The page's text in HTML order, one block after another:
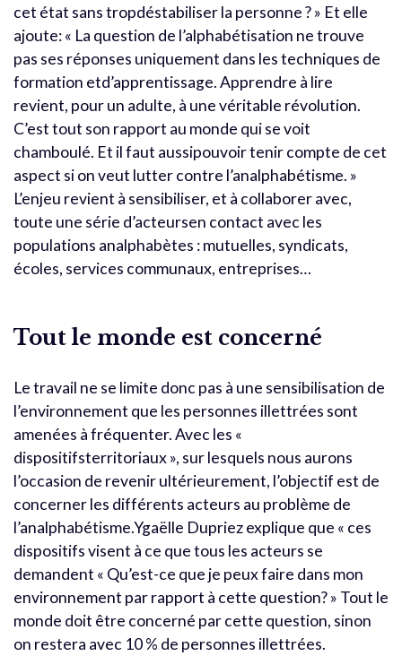
cet état sans tropdéstabiliser la personne ? » Et elle
ajoute: « La question de l’alphabétisation ne trouve
pas ses réponses uniquement dans les techniques de
formation etd’apprentissage. Apprendre à lire
revient, pour un adulte, à une véritable révolution.
C’est tout son rapport au monde qui se voit
chamboulé. Et il faut aussipouvoir tenir compte de cet
aspect si on veut lutter contre l’analphabétisme. »
L’enjeu revient à sensibiliser, et à collaborer avec,
toute une série d’acteursen contact avec les
populations analphabètes : mutuelles, syndicats,
écoles, services communaux, entreprises…
Tout le monde est concerné
Le travail ne se limite donc pas à une sensibilisation de
l’environnement que les personnes illettrées sont
amenées à fréquenter. Avec les «
dispositifsterritoriaux », sur lesquels nous aurons
l’occasion de revenir ultérieurement, l’objectif est de
concerner les différents acteurs au problème de
l’analphabétisme.Ygaëlle Dupriez explique que « ces
dispositifs visent à ce que tous les acteurs se
demandent « Qu’est-ce que je peux faire dans mon
environnement par rapport à cette question? » Tout le
monde doit être concerné par cette question, sinon
on restera avec 10 % de personnes illettrées.